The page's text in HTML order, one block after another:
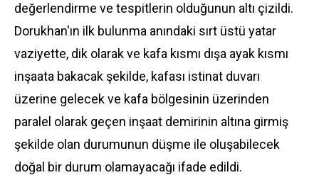
değerlendirme ve tespitlerin olduğunun altı çizildi.
Dorukhan'ın ilk bulunma anındaki sırt üstü yatar
vaziyette, dik olarak ve kafa kısmı dışa ayak kısmı
inşaata bakacak şekilde, kafası istinat duvarı
üzerine gelecek ve kafa bölgesinin üzerinden
paralel olarak geçen inşaat demirinin altına girmiş
şekilde olan durumunun düşme ile oluşabilecek
doğal bir durum olamayacağı ifade edildi.